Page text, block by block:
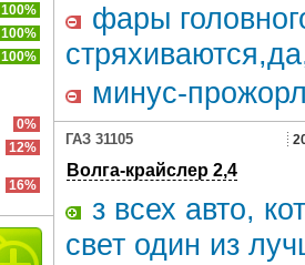
100%
100%
100%
0%
12%
16%
фары
минус-
ГАЗ 31105
Волга-крайслер 2,4
з всех авто,
свет один из